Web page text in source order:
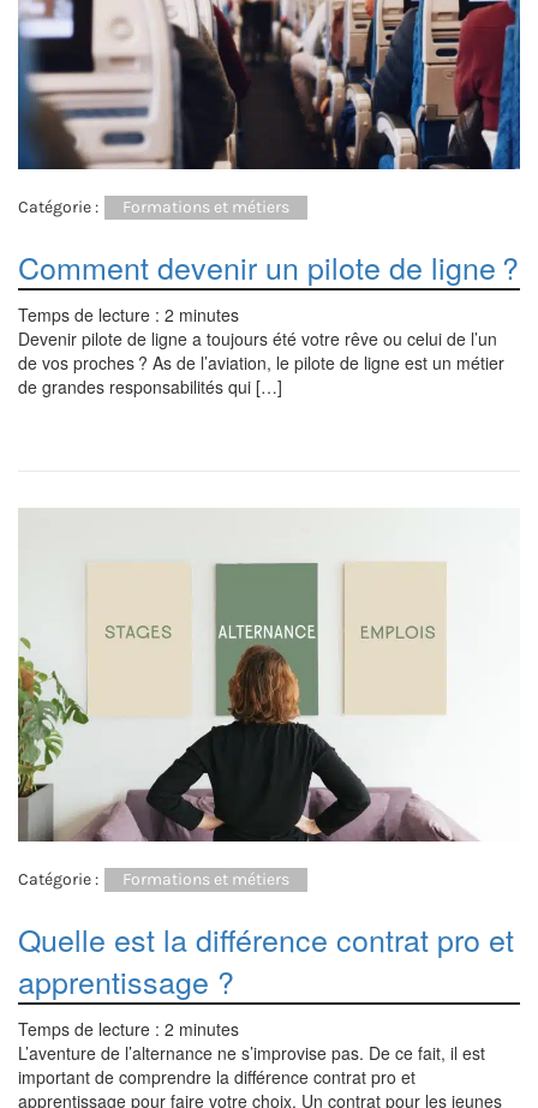
Catégorie : Formations et métiers
Comment devenir un pilote de ligne ?
Temps de lecture : 2 minutes
Devenir pilote de ligne a toujours été votre rêve ou celui de l’un
de vos proches ? As de l’aviation, le pilote de ligne est un métier
de grandes responsabilités qui […]
Catégorie : Formations et métiers
Quelle est la différence contrat pro et
apprentissage ?
Temps de lecture : 2 minutes
L’aventure de l’alternance ne s’improvise pas. De ce fait, il est
important de comprendre la différence contrat pro et
apprentissage pour faire votre choix. Un contrat pour les jeunes